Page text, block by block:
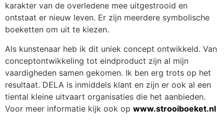
karakter van de overledene mee uitgestrooid en
ontstaat er nieuw leven. Er zijn meerdere symbolische
boeketten om uit te kiezen.
Als kunstenaar heb ik dit uniek concept ontwikkeld. Van
conceptontwikkeling tot eindproduct zijn al mijn
vaardigheden samen gekomen. Ik ben erg trots op het
resultaat. DELA is inmiddels klant en zijn er ook al een
tiental kleine uitvaart organisaties die het aanbieden.
Voor meer informatie kijk ook op www.strooiboeket.nl